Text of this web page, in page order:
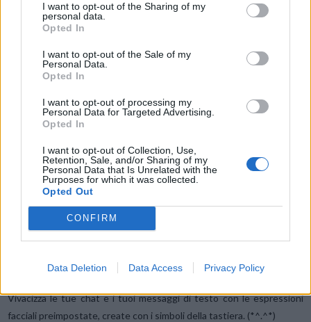
I want to opt-out of the Sharing of my
personal data.
Opted In
I want to opt-out of the Sale of my
Personal Data.
Opted In
I want to opt-out of processing my
Personal Data for Targeted Advertising.
Opted In
I want to opt-out of Collection, Use,
Retention, Sale, and/or Sharing of my
Personal Data that Is Unrelated with the
Purposes for which it was collected.
Opted Out
CONFIRM
Data Deletion Data Access Privacy Policy
balli e pose divertenti.
Tastiera Samsung
Nuove emoji disponibili per le Coppie di emoji
Nella tastiera Samsung sono disponibili ulteriori 80 emoji per creare
altri oggetti, oltre alle espressioni facciali. Scegli la combinazione
perfetta per trasmettere le tue emozioni
Riordina i pulsanti delle espressioni nella tastiera Samsung
Tocca e tieni premuto l’emoji, l’adesivo e gli altri pulsanti per
ridisporli.
Vivacizza le tue chat e i tuoi messaggi di testo con le espressioni
facciali preimpostate, create con i simboli della tastiera. (*^.^*)